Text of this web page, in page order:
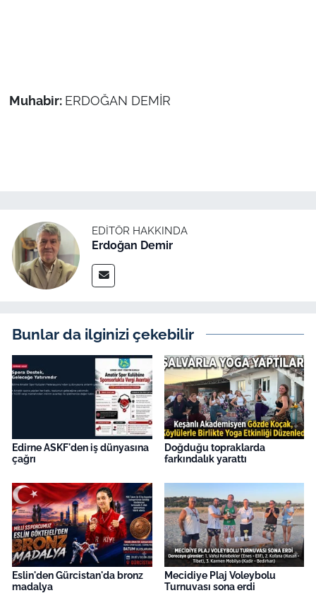
Muhabir: ERDOĞAN DEMİR
EDITÖR HAKKINDA
Erdoğan Demir
Bunlar da ilginizi çekebilir
Edirne ASKF'den iş dünyasına
çağrı
Doğduğu topraklarda
farkındalık yarattı
Eslin'den Gürcistan'da bronz
madalya
Mecidiye Plaj Voleybolu
Turnuvası sona erdi